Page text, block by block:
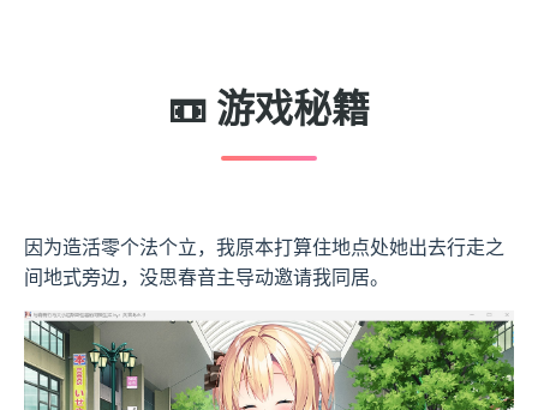
📼 游戏秘籍
因为造活零个法个立，我原本打算住地点处她出去行走之
间地式旁边，没思春音主导动邀请我同居。